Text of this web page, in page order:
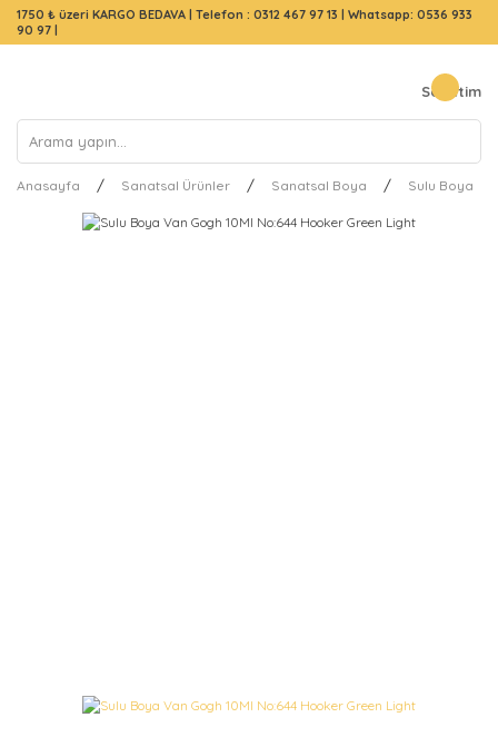
1750 ₺ üzeri KARGO BEDAVA | Telefon : 0312 467 97 13 | Whatsapp: 0536 933
90 97 |
Sepetim
Anasayfa Sanatsal Ürünler Sanatsal Boya Sulu Boya